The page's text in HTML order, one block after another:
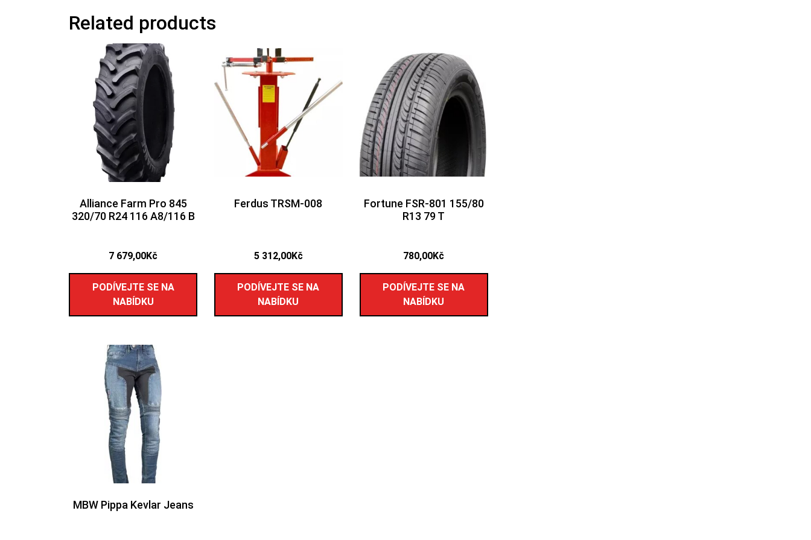
Related products
Alliance Farm Pro 845
320/70 R24 116 A8/116 B
7 679,00Kč
PODÍVEJTE SE NA
NABÍDKU
Ferdus TRSM-008
5 312,00Kč
PODÍVEJTE SE NA
NABÍDKU
Fortune FSR-801 155/80
R13 79 T
780,00Kč
PODÍVEJTE SE NA
NABÍDKU
MBW Pippa Kevlar Jeans